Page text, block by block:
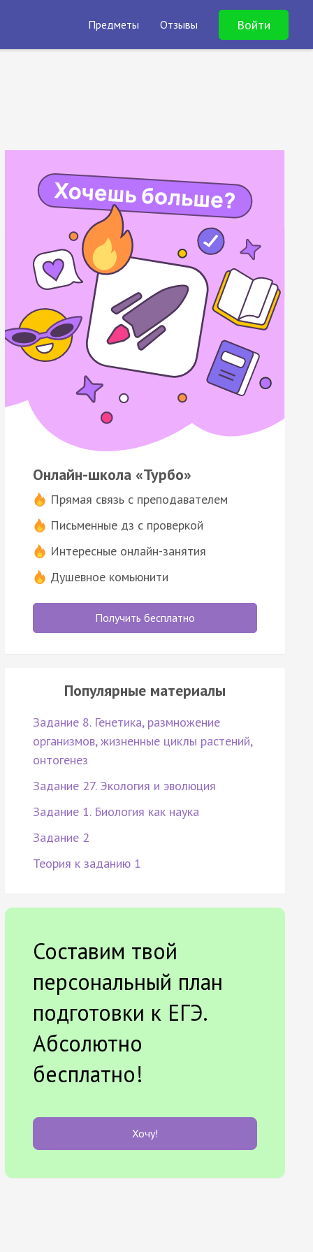
Предметы Отзывы Войти
Онлайн-школа «Турбо»
Прямая связь с преподавателем
Письменные дз с проверкой
Интересные онлайн-занятия
Душевное комьюнити
Получить бесплатно
Популярные материалы
Задание 8. Генетика, размножение
организмов, жизненные циклы растений,
онтогенез
Задание 27. Экология и эволюция
Задание 1. Биология как наука
Задание 2
Теория к заданию 1
Составим твой
персональный план
подготовки к ЕГЭ.
Абсолютно
бесплатно!
Хочу!